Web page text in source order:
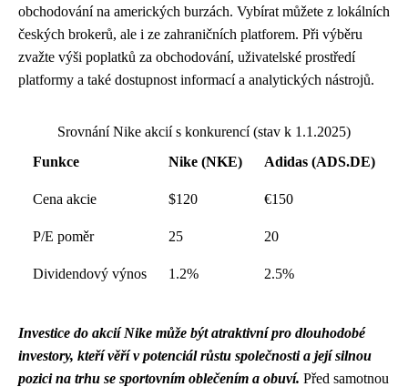
obchodování na amerických burzách. Vybírat můžete z lokálních
českých brokerů, ale i ze zahraničních platforem. Při výběru
zvažte výši poplatků za obchodování, uživatelské prostředí
platformy a také dostupnost informací a analytických nástrojů.
Srovnání Nike akcií s konkurencí (stav k 1.1.2025)
Funkce
Nike (NKE) Adidas (ADS.DE)
Cena akcie $120 €150
P/E poměr 25 20
Dividendový výnos 1.2% 2.5%
Investice do akcií Nike může být atraktivní pro dlouhodobé
investory, kteří věří v potenciál růstu společnosti a její silnou
pozici na trhu se sportovním oblečením a obuví. Před samotnou